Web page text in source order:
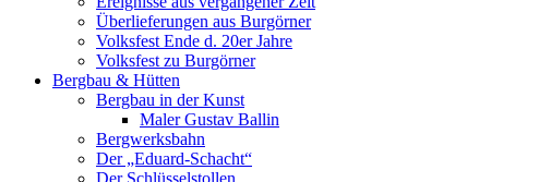
Überlieferungen aus Burgörner
Volksfest Ende d. 20er Jahre
Volksfest zu Burgörner
Bergbau & Hütten
Bergbau in der Kunst
Maler Gustav Ballin
Bergwerksbahn
Der „Eduard-Schacht“
Der Schlüsselstollen